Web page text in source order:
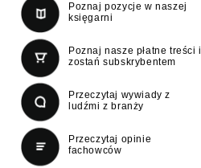
Poznaj pozycje w naszej
księgarni
Poznaj nasze płatne treści i
zostań subskrybentem
Przeczytaj wywiady z
ludźmi z branży
Przeczytaj opinie
fachowców